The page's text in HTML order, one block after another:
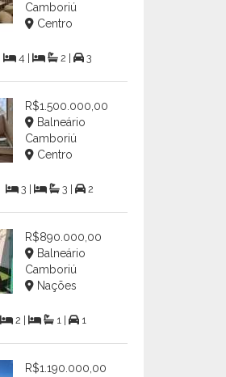
Camboriú
Centro
4 | 2 | 3
R$1.500.000,00
Balneário
Camboriú
Centro
3 | 3 | 2
R$890.000,00
Balneário
Camboriú
Nações
2 | 1 | 1
R$1.190.000,00